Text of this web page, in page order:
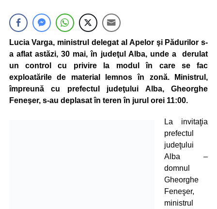
Lucia Varga, ministrul delegat al Apelor şi Pădurilor s-
a aflat astăzi, 30 mai, în judeţul Alba, unde a derulat
un control cu privire la modul în care se fac
exploatările de material lemnos în zonă. Ministrul,
împreună cu prefectul judeţului Alba, Gheorghe
Feneşer, s-au deplasat în teren în jurul orei 11:00.
La invitaţia
prefectul
judeţului
Alba –
domnul
Gheorghe
Feneşer,
ministrul